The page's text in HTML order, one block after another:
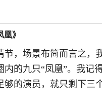
》
，场景布简而言之，
的九只“凤凰”。我记
的演员，就只剩下三